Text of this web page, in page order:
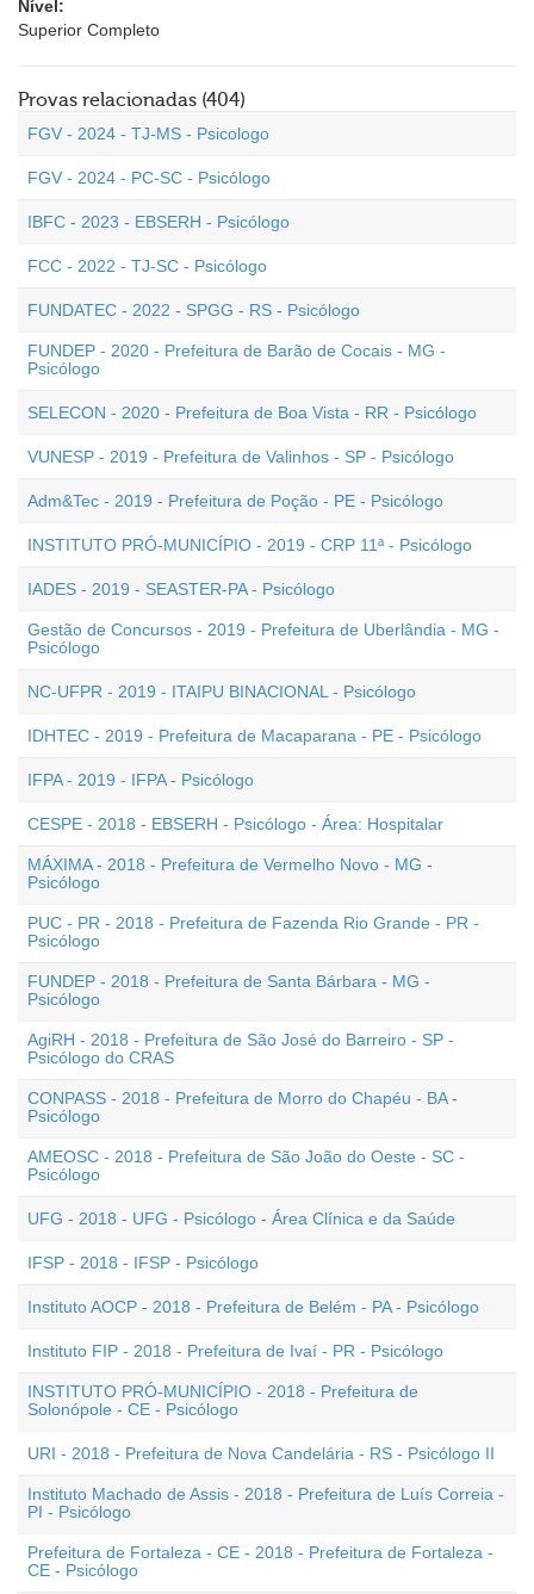
Nível:
Superior Completo
Provas relacionadas (404)
FGV - 2024 - TJ-MS - Psicologo
FGV - 2024 - PC-SC - Psicólogo
IBFC - 2023 - EBSERH - Psicólogo
FCC - 2022 - TJ-SC - Psicólogo
FUNDATEC - 2022 - SPGG - RS - Psicólogo
FUNDEP - 2020 - Prefeitura de Barão de Cocais - MG -
Psicólogo
SELECON - 2020 - Prefeitura de Boa Vista - RR - Psicólogo
VUNESP - 2019 - Prefeitura de Valinhos - SP - Psicólogo
Adm&Tec - 2019 - Prefeitura de Poção - PE - Psicólogo
INSTITUTO PRÓ-MUNICÍPIO - 2019 - CRP 11ª - Psicólogo
IADES - 2019 - SEASTER-PA - Psicólogo
Gestão de Concursos - 2019 - Prefeitura de Uberlândia - MG -
Psicólogo
NC-UFPR - 2019 - ITAIPU BINACIONAL - Psicólogo
IDHTEC - 2019 - Prefeitura de Macaparana - PE - Psicólogo
IFPA - 2019 - IFPA - Psicólogo
CESPE - 2018 - EBSERH - Psicólogo - Área: Hospitalar
MÁXIMA - 2018 - Prefeitura de Vermelho Novo - MG -
Psicólogo
PUC - PR - 2018 - Prefeitura de Fazenda Rio Grande - PR -
Psicólogo
FUNDEP - 2018 - Prefeitura de Santa Bárbara - MG -
Psicólogo
AgiRH - 2018 - Prefeitura de São José do Barreiro - SP -
Psicólogo do CRAS
CONPASS - 2018 - Prefeitura de Morro do Chapéu - BA -
Psicólogo
AMEOSC - 2018 - Prefeitura de São João do Oeste - SC -
Psicólogo
UFG - 2018 - UFG - Psicólogo - Área Clínica e da Saúde
IFSP - 2018 - IFSP - Psicólogo
Instituto AOCP - 2018 - Prefeitura de Belém - PA - Psicólogo
Instituto FIP - 2018 - Prefeitura de Ivaí - PR - Psicólogo
INSTITUTO PRÓ-MUNICÍPIO - 2018 - Prefeitura de
Solonópole - CE - Psicólogo
URI - 2018 - Prefeitura de Nova Candelária - RS - Psicólogo II
Instituto Machado de Assis - 2018 - Prefeitura de Luís Correia -
PI - Psicólogo
Prefeitura de Fortaleza - CE - 2018 - Prefeitura de Fortaleza -
CE - Psicólogo